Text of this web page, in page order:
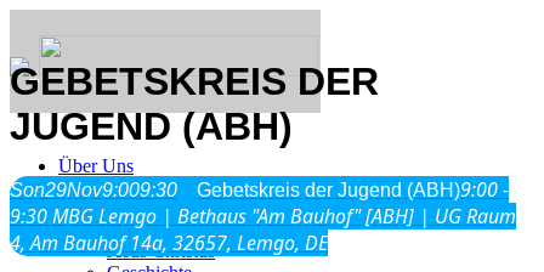
Über Uns
Was wir glauben
Jesus Christus
GEBETSKREIS DER
JUGEND (ABH)
Son29Nov9:009:30 Gebetskreis der Jugend (ABH)9:00 -
9:30MBG Lemgo | Bethaus "Am Bauhof" [ABH] | UG Raum
4, Am Bauhof 14a, 32657, Lemgo, DE